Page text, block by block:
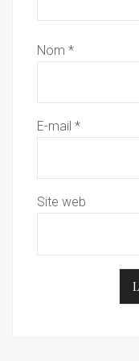
Nom *
E-mail *
Site web